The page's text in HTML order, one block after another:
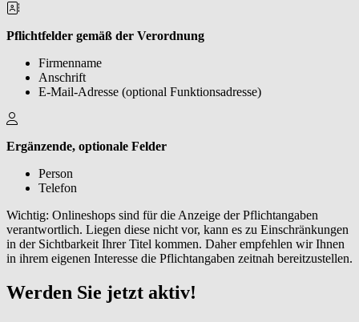
Pflichtfelder gemäß der Verordnung
Firmenname
Anschrift
E-Mail-Adresse (optional Funktionsadresse)
Ergänzende, optionale Felder
Person
Telefon
Wichtig: Onlineshops sind für die Anzeige der Pflichtangaben
verantwortlich. Liegen diese nicht vor, kann es zu Einschränkungen
in der Sichtbarkeit Ihrer Titel kommen. Daher empfehlen wir Ihnen
in ihrem eigenen Interesse die Pflichtangaben zeitnah bereitzustellen.
Werden Sie jetzt aktiv!